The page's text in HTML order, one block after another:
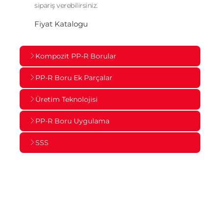
Kompozit PP-R Borular
PP-R Boru Ek Parçalar
Üretim Teknolojisi
PP-R Boru Uygulama
SSS
sipariş verebilirsiniz.
Fiyat Katalogu